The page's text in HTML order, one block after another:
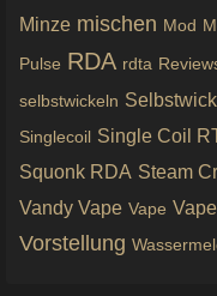
Minze mischen Mod
Pulse RDA rdta
selbstwickeln
Singlecoil Single Coil
Squonk RDA Steam
Vandy Vape Vape
Vorstellung